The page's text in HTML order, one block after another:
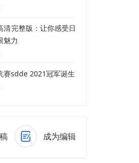
清完整版：让你感受日
魅力
赛sdde 2021冠军诞生
成为编辑